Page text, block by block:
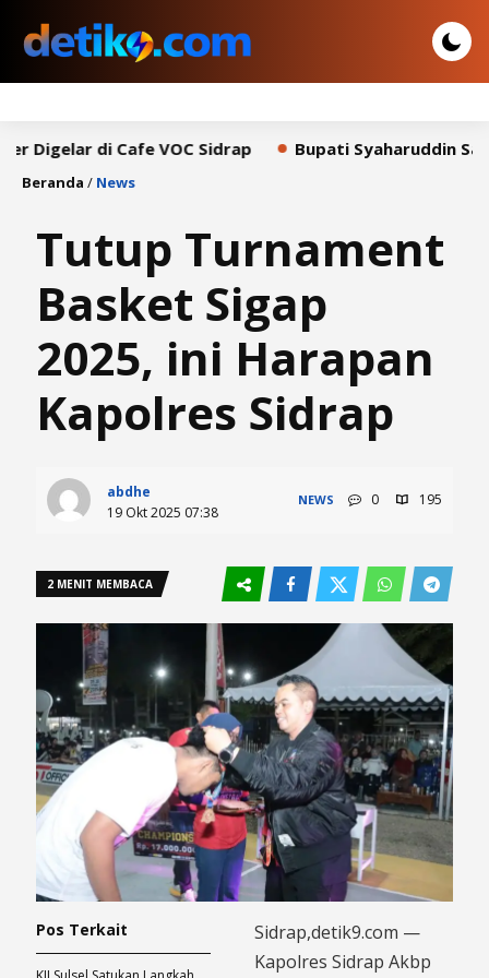
di Cafe VOC Sidrap Bupati Syaharuddin Sampaikan
Beranda / News
Tutup Turnament
Basket Sigap
2025, ini Harapan
Kapolres Sidrap
abdhe
19 Okt 2025 07:38
NEWS 0 195
2 MENIT MEMBACA
Sidrap,detik9.com —
Kapolres Sidrap Akbp
Pos Terkait